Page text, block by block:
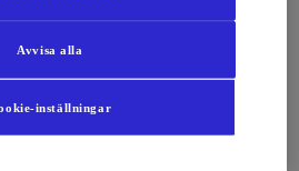
inställningar
Avvisa alla